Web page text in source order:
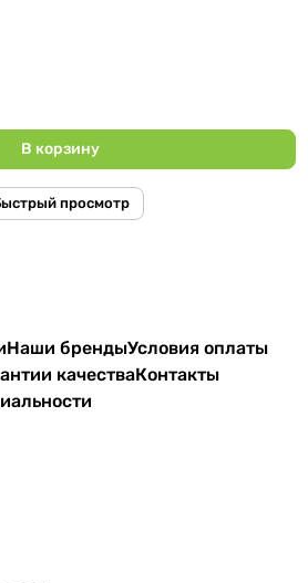
В корзину
просмотр
Наши брендыУсловия оплаты
качестваКонтакты